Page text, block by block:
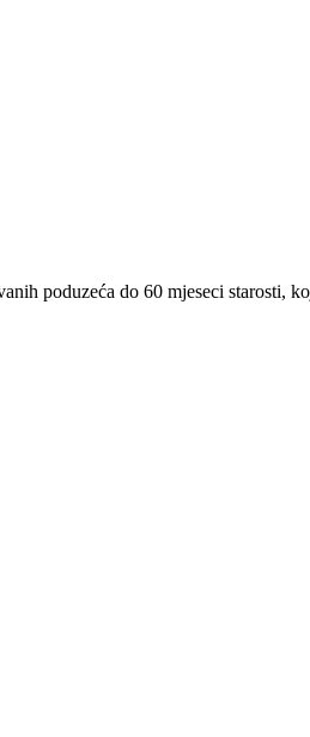
poduzeća do 60 mjeseci starosti,